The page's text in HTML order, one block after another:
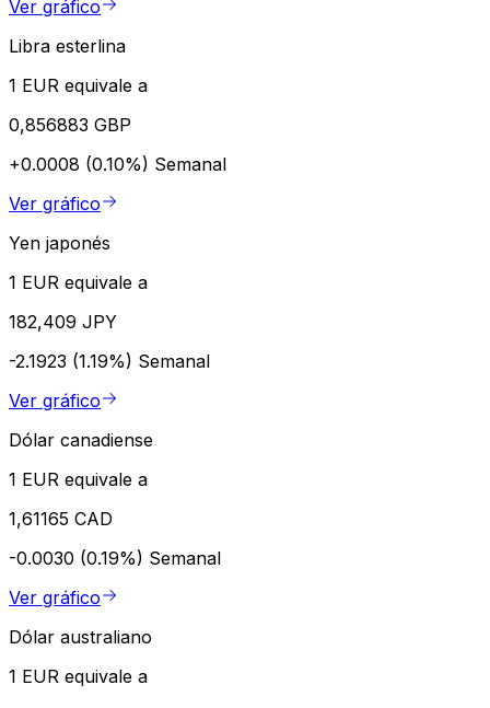
Ver gráfico
Libra esterlina
1 EUR equivale a
0,856883 GBP
+0.0008 (0.10%) Semanal
Ver gráfico
Yen japonés
1 EUR equivale a
182,409 JPY
-2.1923 (1.19%) Semanal
Ver gráfico
Dólar canadiense
1 EUR equivale a
1,61165 CAD
-0.0030 (0.19%) Semanal
Ver gráfico
Dólar australiano
1 EUR equivale a